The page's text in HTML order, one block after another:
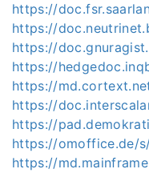
https://
https://
https://
https://
https://
https://
https://
https://omoffice.de/
https://